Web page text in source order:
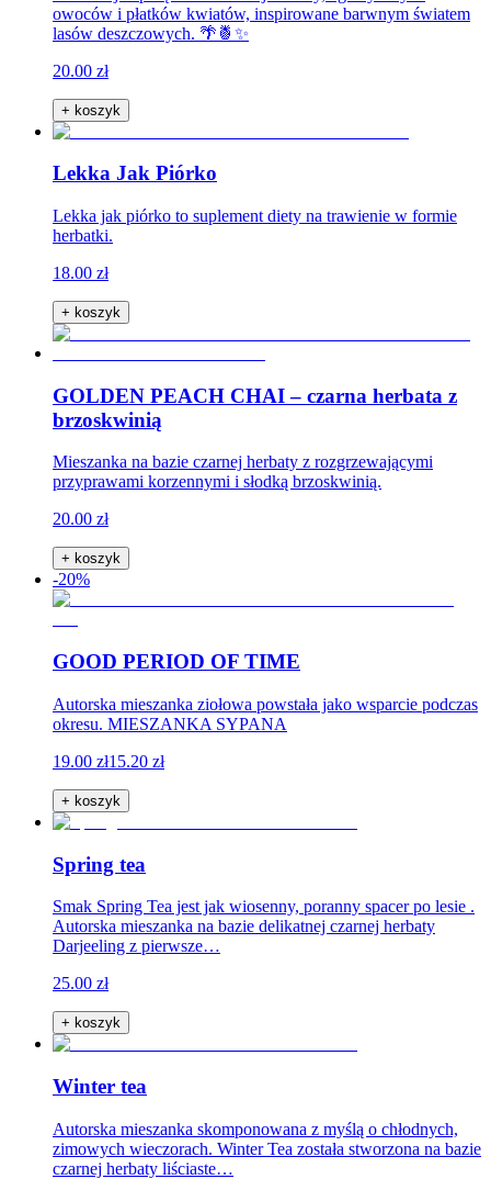
owoców i płatków kwiatów, inspirowane barwnym światem
lasów deszczowych. 🌴🍍✨
20.00 zł
+ koszyk
Lekka Jak Piórko
Lekka jak piórko to suplement diety na trawienie w formie
herbatki.
18.00 zł
+ koszyk
GOLDEN PEACH CHAI – czarna herbata z
brzoskwinią
Mieszanka na bazie czarnej herbaty z rozgrzewającymi
przyprawami korzennymi i słodką brzoskwinią.
20.00 zł
+ koszyk
-20%
GOOD PERIOD OF TIME
Autorska mieszanka ziołowa powstała jako wsparcie podczas
okresu. MIESZANKA SYPANA
19.00 zł15.20 zł
+ koszyk
Spring tea
Smak Spring Tea jest jak wiosenny, poranny spacer po lesie .
Autorska mieszanka na bazie delikatnej czarnej herbaty
Darjeeling z pierwsze…
25.00 zł
+ koszyk
Winter tea
Autorska mieszanka skomponowana z myślą o chłodnych,
zimowych wieczorach. Winter Tea została stworzona na bazie
czarnej herbaty liściaste…